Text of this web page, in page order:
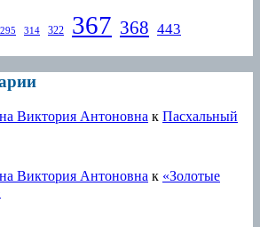
295 314 322 367 368 443
Виктория Антоновна к Пасхальный
Виктория Антоновна к «Золотые